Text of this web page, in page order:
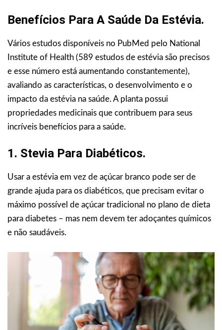
Benefícios Para A Saúde Da Estévia.
Vários estudos disponíveis no PubMed pelo National
Institute of Health (589 estudos de estévia são precisos
e esse número está aumentando constantemente),
avaliando as características, o desenvolvimento e o
impacto da estévia na saúde. A planta possui
propriedades medicinais que contribuem para seus
incríveis benefícios para a saúde.
1. Stevia Para Diabéticos.
Usar a estévia em vez de açúcar branco pode ser de
grande ajuda para os diabéticos, que precisam evitar o
máximo possível de açúcar tradicional no plano de dieta
para diabetes – mas nem devem ter adoçantes químicos
e não saudáveis.